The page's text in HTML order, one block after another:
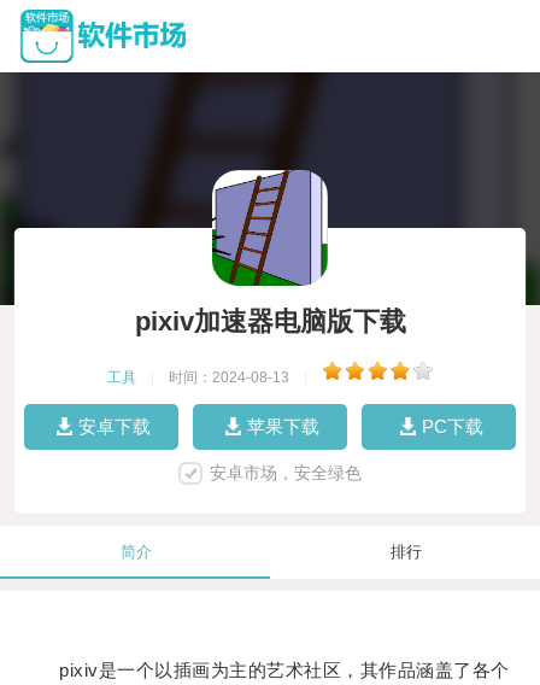
pixiv加速器电脑版下载
工具 时间：2024-08-13
安卓下载 苹果下载 PC下载
安卓市场，安全绿色
简介 排行
pixiv是一个以插画为主的艺术社区，其作品涵盖了各个